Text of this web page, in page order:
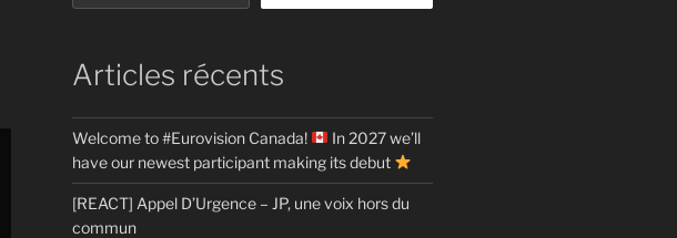
Articles récents
Welcome to #Eurovision Canada!
In 2027 we’ll
have our newest participant making its debut
[REACT] Appel D’Urgence – JP, une voix hors du
commun